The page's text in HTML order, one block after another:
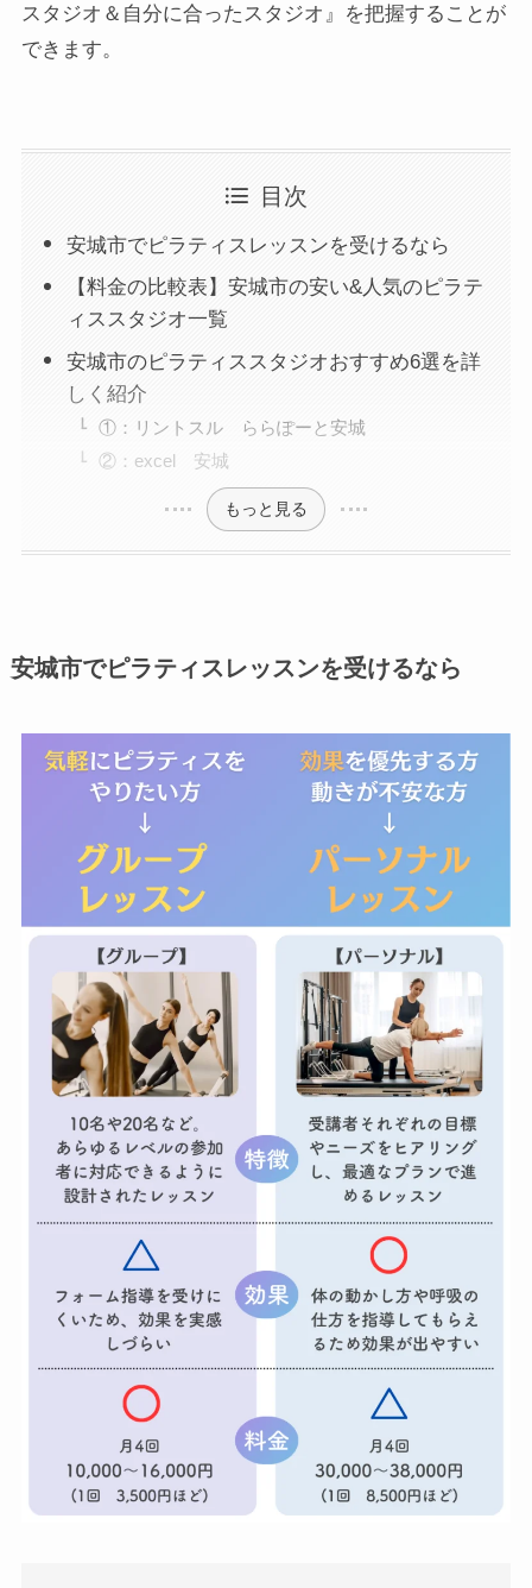
スタジオ＆自分に合ったスタジオ』を把握することが
できます。
目次
安城市でピラティスレッスンを受けるなら
【料金の比較表】安城市の安い&人気のピラテ
ィススタジオ一覧
安城市のピラティススタジオおすすめ6選を詳
しく紹介
①：リントスル ららぽーと安城
②：excel 安城
もっと見る
安城市でピラティスレッスンを受けるなら